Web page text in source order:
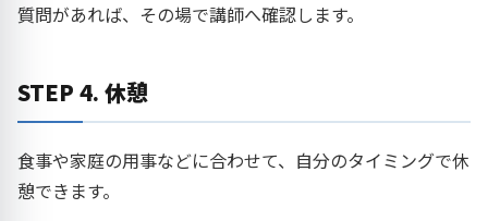
質問があれば、その場で講師へ確認します。
STEP 4. 休憩
食事や家庭の用事などに合わせて、自分のタイミングで休
憩できます。